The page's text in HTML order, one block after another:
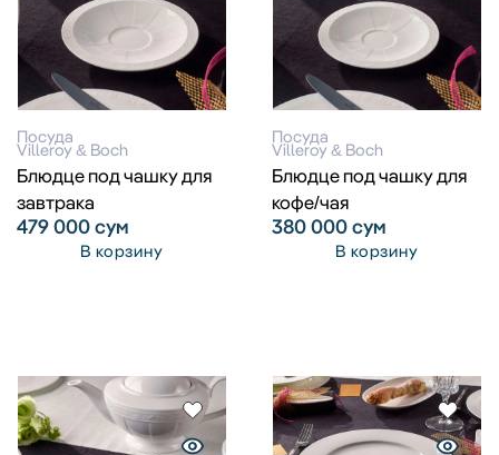
Посуда
Villeroy & Boch
Блюдце под чашку для
завтрака
479 000сум
В корзину
Посуда
Villeroy & Boch
Блюдце под чашку для
кофе/чая
380 000сум
В корзину